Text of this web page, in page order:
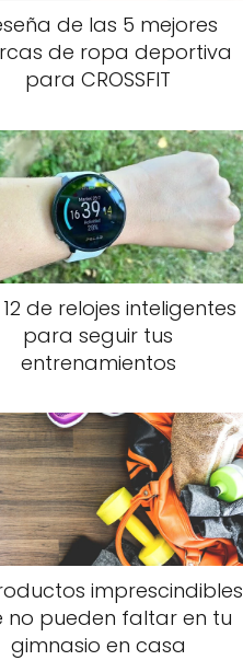
de las 5 mejores
de ropa deportiva
para CROSSFIT
de relojes inteligentes
para seguir tus
entrenamientos
imprescindibles
no pueden faltar en tu
gimnasio en casa